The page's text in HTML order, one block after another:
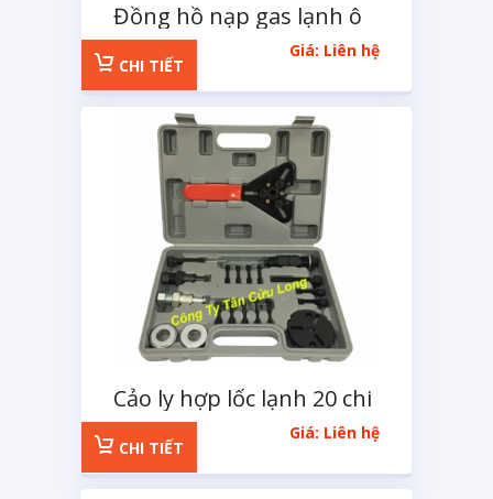
Đồng hồ nạp gas lạnh ô
tô MACOH 4 chi tiếtGiá: Liên hệ
CHI TIẾT
Cảo ly hợp lốc lạnh 20 chi
tiết
Giá: Liên hệ
CHI TIẾT